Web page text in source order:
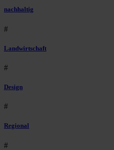
nachhaltig
#
Landwirtschaft
#
Design
#
Regional
#